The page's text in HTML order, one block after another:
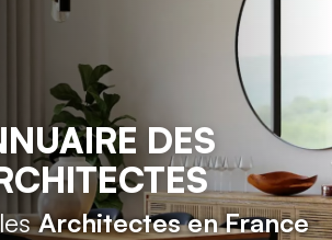
DES
Architectes en France